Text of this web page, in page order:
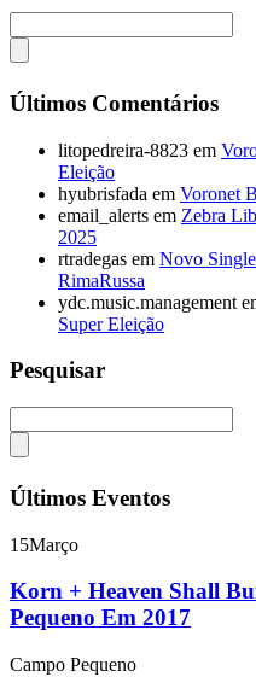
Últimos Comentários
litopedreira-8823 em
Eleição
hyubrisfada em Voronet
email_alerts em Zebra
2025
rtradegas em Novo
RimaRussa
ydc.music.management
Super Eleição
Pesquisar
Últimos Eventos
15Março
Korn + Heaven Shall
Pequeno Em 2017
Campo Pequeno